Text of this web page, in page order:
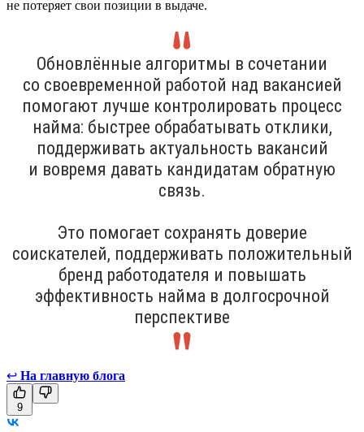
не потеряет свои позиции в выдаче.
Обновлённые алгоритмы в сочетании
со своевременной работой над вакансией
помогают лучше контролировать процесс
найма: быстрее обрабатывать отклики,
поддерживать актуальность вакансий
и вовремя давать кандидатам обратную
связь.
Это помогает сохранять доверие
соискателей, поддерживать положительный
бренд работодателя и повышать
эффективность найма в долгосрочной
перспективе
↩ На главную блога
9